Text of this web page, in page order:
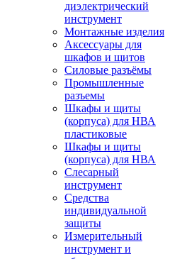
диэлектрический
инструмент
Монтажные изделия
Аксессуары для
шкафов и щитов
Силовые разъёмы
Промышленные
разъемы
Шкафы и щиты
(корпуса) для НВА
пластиковые
Шкафы и щиты
(корпуса) для НВА
Слесарный
инструмент
Средства
индивидуальной
защиты
Измерительный
инструмент и